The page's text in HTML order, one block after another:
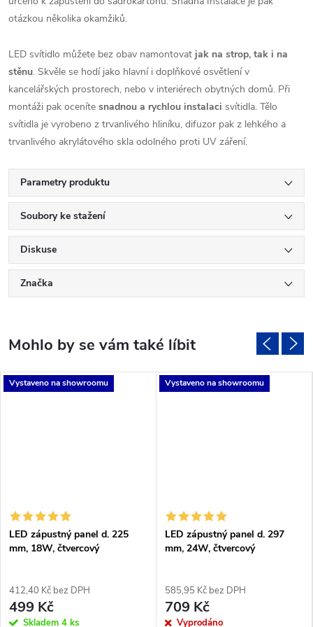
otázkou několika okamžiků.
LED svítidlo můžete bez obav namontovat jak na strop, tak i na
stěnu. Skvěle se hodí jako hlavní i doplňkové osvětlení v
kancelářských prostorech, nebo v interiérech obytných domů. Při
montáži pak oceníte snadnou a rychlou instalaci svítidla. Tělo
svítidla je vyrobeno z trvanlivého hliníku, difuzor pak z lehkého a
trvanlivého akrylátového skla odolného proti UV záření.
Parametry produktu
Soubory ke stažení
Diskuse
Značka
Vystaveno na showroomu
LED zápustný panel d. 225
mm, 18W, čtvercový
412,40 Kč bez DPH
499 Kč
Skladem 4 ks
Vystaveno na showroomu
LED zápustný panel d. 297
mm, 24W, čtvercový
585,95 Kč bez DPH
709 Kč
Vyprodáno